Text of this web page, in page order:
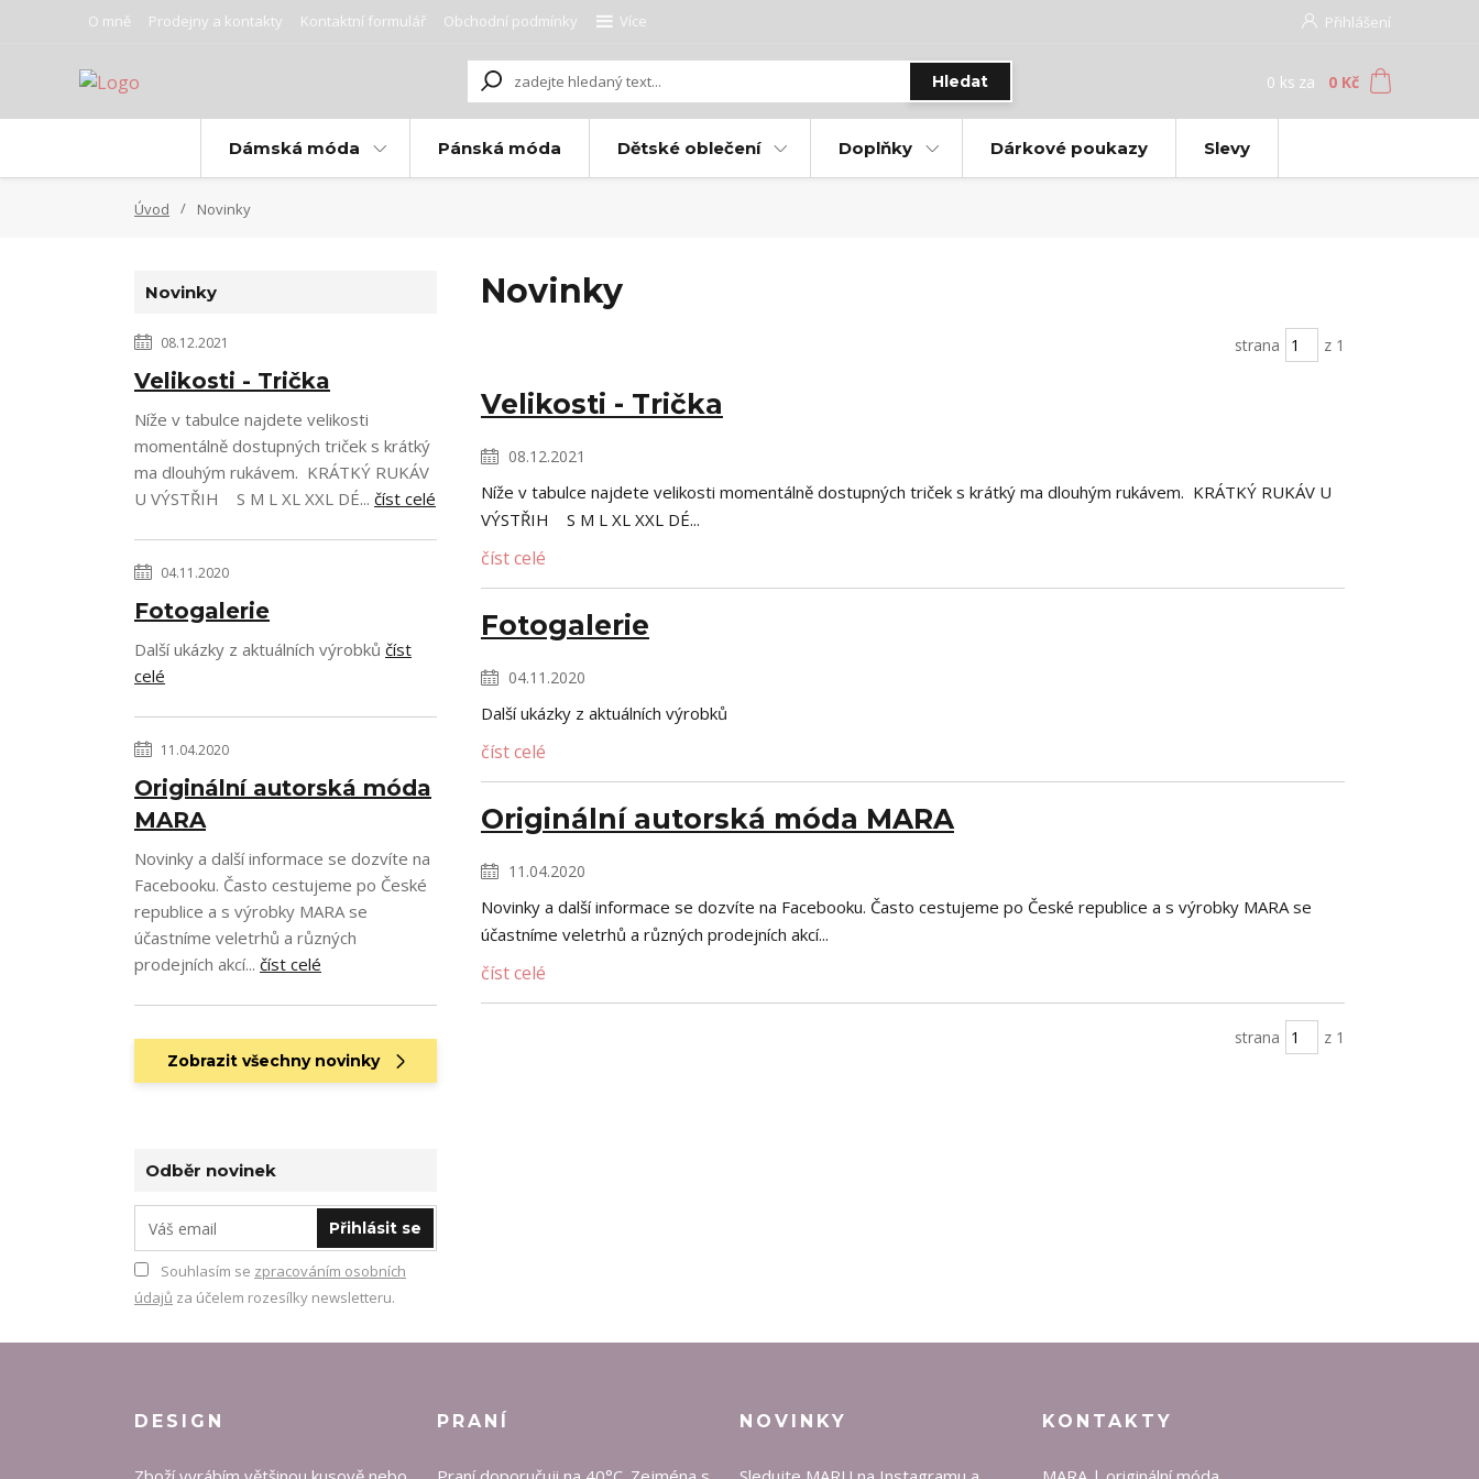
O mně Prodejny a kontakty Kontaktní formulář Obchodní podmínky Více Přihlášení
Hledat 0 ks za 0 Kč
Dámská móda Pánská móda Dětské oblečení Doplňky Dárkové poukazy Slevy
Úvod Novinky
Novinky
08.12.2021
Velikosti - Trička
Níže v tabulce najdete velikosti
momentálně dostupných triček s krátký
ma dlouhým rukávem. KRÁTKÝ RUKÁV
U VÝSTŘIH S M L XL XXL DÉ... číst celé
04.11.2020
Fotogalerie
Další ukázky z aktuálních výrobků číst
celé
11.04.2020
Originální autorská móda
MARA
Novinky a další informace se dozvíte na
Facebooku. Často cestujeme po České
republice a s výrobky MARA se
účastníme veletrhů a různých
prodejních akcí... číst celé
Zobrazit všechny novinky
Odběr novinek
Přihlásit se
Souhlasím se zpracováním osobních
údajů za účelem rozesílky newsletteru.
Novinky
strana z 1
Velikosti - Trička
08.12.2021
Níže v tabulce najdete velikosti momentálně dostupných triček s krátký ma dlouhým rukávem. KRÁTKÝ RUKÁV U
VÝSTŘIH S M L XL XXL DÉ...
číst celé
Fotogalerie
04.11.2020
Další ukázky z aktuálních výrobků
číst celé
Originální autorská móda MARA
11.04.2020
Novinky a další informace se dozvíte na Facebooku. Často cestujeme po České republice a s výrobky MARA se
účastníme veletrhů a různých prodejních akcí...
číst celé
strana z 1
DESIGN PRANÍ NOVINKY KONTAKTY